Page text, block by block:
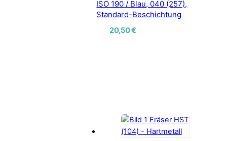
ISO 190 / Blau, 040 (257),
Standard-Beschichtung
20,50€